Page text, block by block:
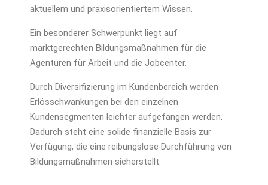
aktuellem und praxisorientiertem Wissen.
Ein besonderer Schwerpunkt liegt auf
marktgerechten Bildungs­maßnahmen für die
Agenturen für Arbeit und die Jobcenter.
Durch Diversifizierung im Kundenbereich werden
Erlös­schwankungen bei den einzelnen
Kundensegmenten leichter aufgefangen werden.
Dadurch steht eine solide finanzielle Basis zur
Verfügung, die eine reibungslose Durchführung von
Bildungsmaßnahmen sicherstellt.